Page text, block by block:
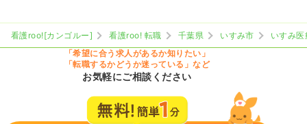
看護roo![カンゴルー] 看護roo! 転職 千葉県 いすみ市
いすみ
「希望に合う求人があるか知りたい」
「転職するかどうか迷っている」など
お気軽にご相談ください